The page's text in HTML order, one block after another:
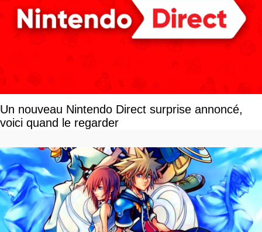
Un nouveau Nintendo Direct surprise annoncé,
voici quand le regarder